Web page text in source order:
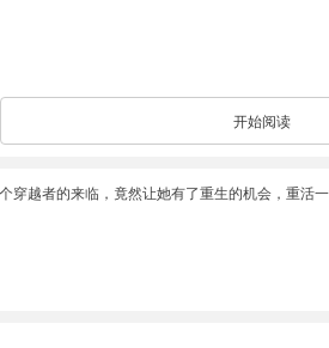
开始阅读
穿越者的来临，竟然让她有了重生的机会，重活